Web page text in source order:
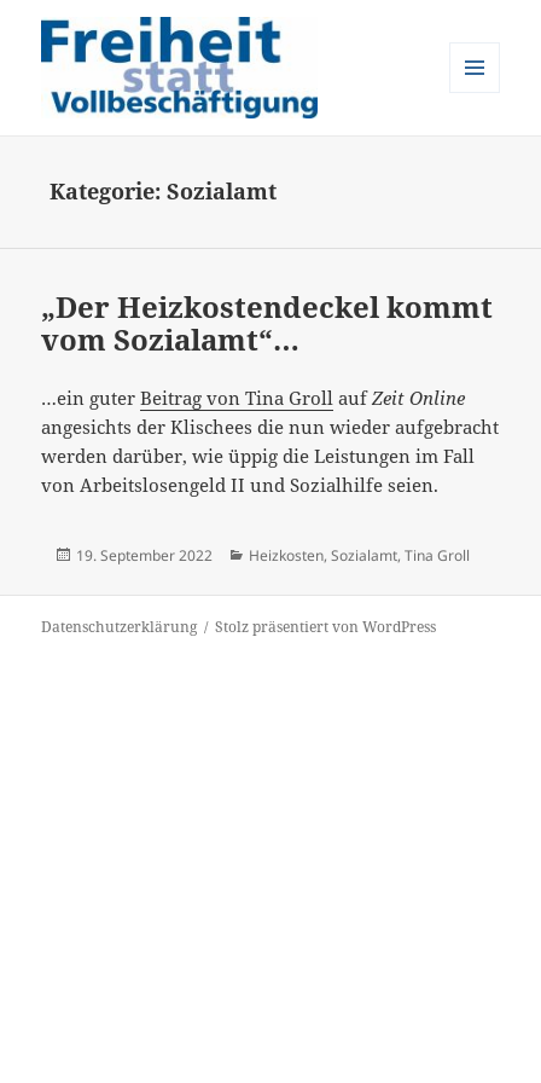
Kategorie:Sozialamt
„Der Heizkostendeckel kommt
vom Sozialamt“…
…ein guterBeitrag von Tina Groll aufZeit Online
angesichts der Klischees die nun wieder aufgebracht
werden darüber, wie üppig die Leistungen im Fall
von Arbeitslosengeld II und Sozialhilfe seien.
Veröffentlicht
19. September 2022 Kategorien
Heizkosten, Sozialamt, Tina Groll
Datenschutzerklärung Stolz präsentiert von WordPress